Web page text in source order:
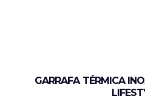
GARRAFA TÉRMICA